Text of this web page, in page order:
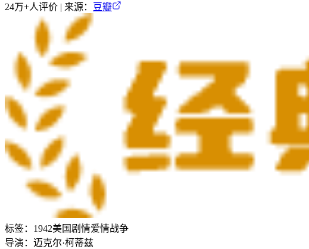
24万+人评价 | 来源： 豆瓣
标签： 1942美国剧情爱情战争
导演： 迈克尔·柯蒂兹